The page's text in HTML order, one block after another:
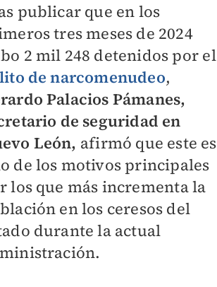
publicar que en los
tres meses de 2024
2 mil 248 detenidos por el
de narcomenudeo,
Palacios Pámanes,
de seguridad en
León, afirmó que este es
de los motivos principales
los que más incrementa la
en los ceresos del
durante la actual